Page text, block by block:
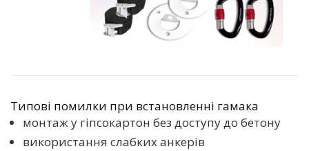
Типові помилки при встановленні гамака
монтаж у гіпсокартон без доступу до бетону
використання слабких анкерів